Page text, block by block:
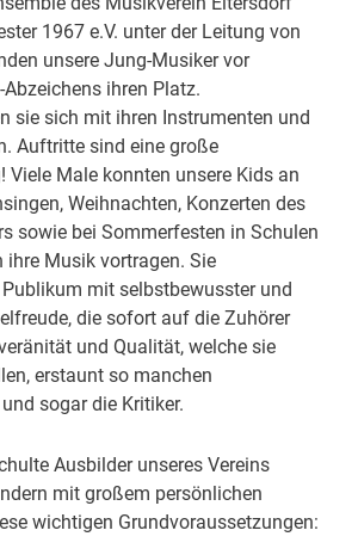
1967 e.V. unter der Leitung von
unsere Jung-Musiker vor
Abzeichens ihren Platz.
sie sich mit ihren Instrumenten und
Auftritte sind eine große
Viele Male konnten unsere Kids an
Weihnachten, Konzerten des
sowie bei Sommerfesten in Schulen
ihre Musik vortragen. Sie
mit selbstbewusster und
die sofort auf die Zuhörer
und Qualität, welche sie
erstaunt so manchen
sogar die Kritiker.
Ausbilder unseres Vereins
mit großem persönlichen
wichtigen Grundvoraussetzungen: